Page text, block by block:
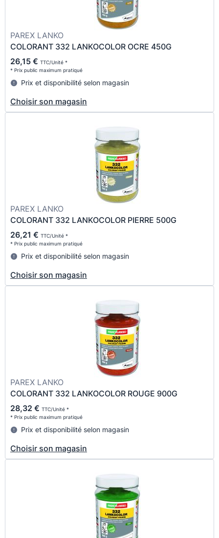
PAREX LANKO
COLORANT 332 LANKOCOLOR OCRE 450G
26,15 € TTC/Unité *
* Prix public maximum pratiqué
Prix et disponibilité selon magasin
Choisir son magasin
PAREX LANKO
COLORANT 332 LANKOCOLOR PIERRE 500G
26,21 € TTC/Unité *
* Prix public maximum pratiqué
Prix et disponibilité selon magasin
Choisir son magasin
PAREX LANKO
COLORANT 332 LANKOCOLOR ROUGE 900G
28,32 € TTC/Unité *
* Prix public maximum pratiqué
Prix et disponibilité selon magasin
Choisir son magasin